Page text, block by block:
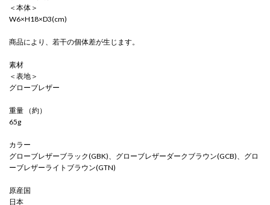
＜本体＞
W6×H18×D3(cm)
商品により、若干の個体差が生じます。
素材
＜表地＞
グローブレザー
重量 （約）
65g
カラー
グローブレザーブラック(GBK)、グローブレザーダークブラウン(GCB)、グロ
ーブレザーライトブラウン(GTN)
原産国
日本